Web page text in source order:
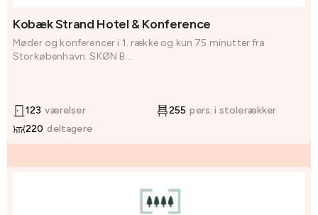
Kobæk Strand Hotel & Konference
Møder og konferencer i 1. række og kun 75 minutter fra
Storkøbenhavn. SKØN B...
123 værelser 255 pers. i stolerækker
220 deltagere